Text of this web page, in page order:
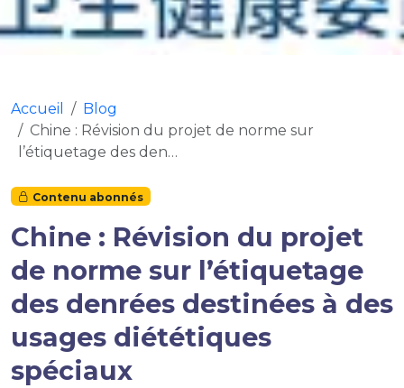
Accueil
Blog
Chine : Révision du projet de norme sur
l’étiquetage des den…
Contenu abonnés
Chine : Révision du projet
de norme sur l’étiquetage
des denrées destinées à des
usages diététiques
spéciaux